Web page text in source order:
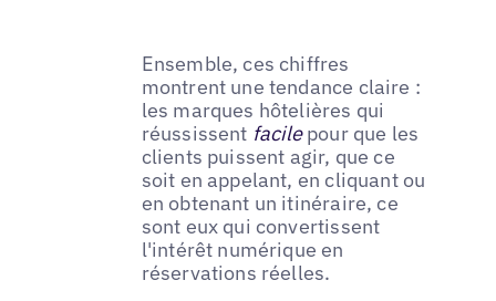
Ensemble, ces chiffres
montrent une tendance claire :
les marques hôtelières qui
réussissent facilepour que les
clients puissent agir, que ce
soit en appelant, en cliquant ou
en obtenant un itinéraire, ce
sont eux qui convertissent
l'intérêt numérique en
réservations réelles.